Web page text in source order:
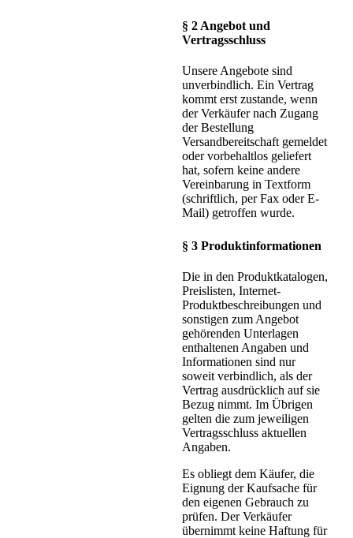
§ 2 Angebot und
Vertragsschluss
Unsere Angebote sind
unverbindlich. Ein Vertrag
kommt erst zustande, wenn
der Verkäufer nach Zugang
der Bestellung
Versandbereitschaft gemeldet
oder vorbehaltlos geliefert
hat, sofern keine andere
Vereinbarung in Textform
(schriftlich, per Fax oder E-
Mail) getroffen wurde.
§ 3 Produktinformationen
Die in den Produktkatalogen,
Preislisten, Internet-
Produktbeschreibungen und
sonstigen zum Angebot
gehörenden Unterlagen
enthaltenen Angaben und
Informationen sind nur
soweit verbindlich, als der
Vertrag ausdrücklich auf sie
Bezug nimmt. Im Übrigen
gelten die zum jeweiligen
Vertragsschluss aktuellen
Angaben.
Es obliegt dem Käufer, die
Eignung der Kaufsache für
den eigenen Gebrauch zu
prüfen. Der Verkäufer
übernimmt keine Haftung für